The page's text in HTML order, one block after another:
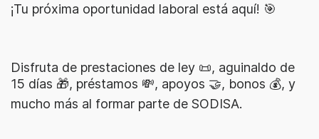
¡Tu próxima oportunidad laboral está aquí! 🎯
Disfruta de prestaciones de ley 📜, aguinaldo de
15 días 🎁, préstamos 💸, apoyos 🤝, bonos 💰, y
mucho más al formar parte de SODISA.